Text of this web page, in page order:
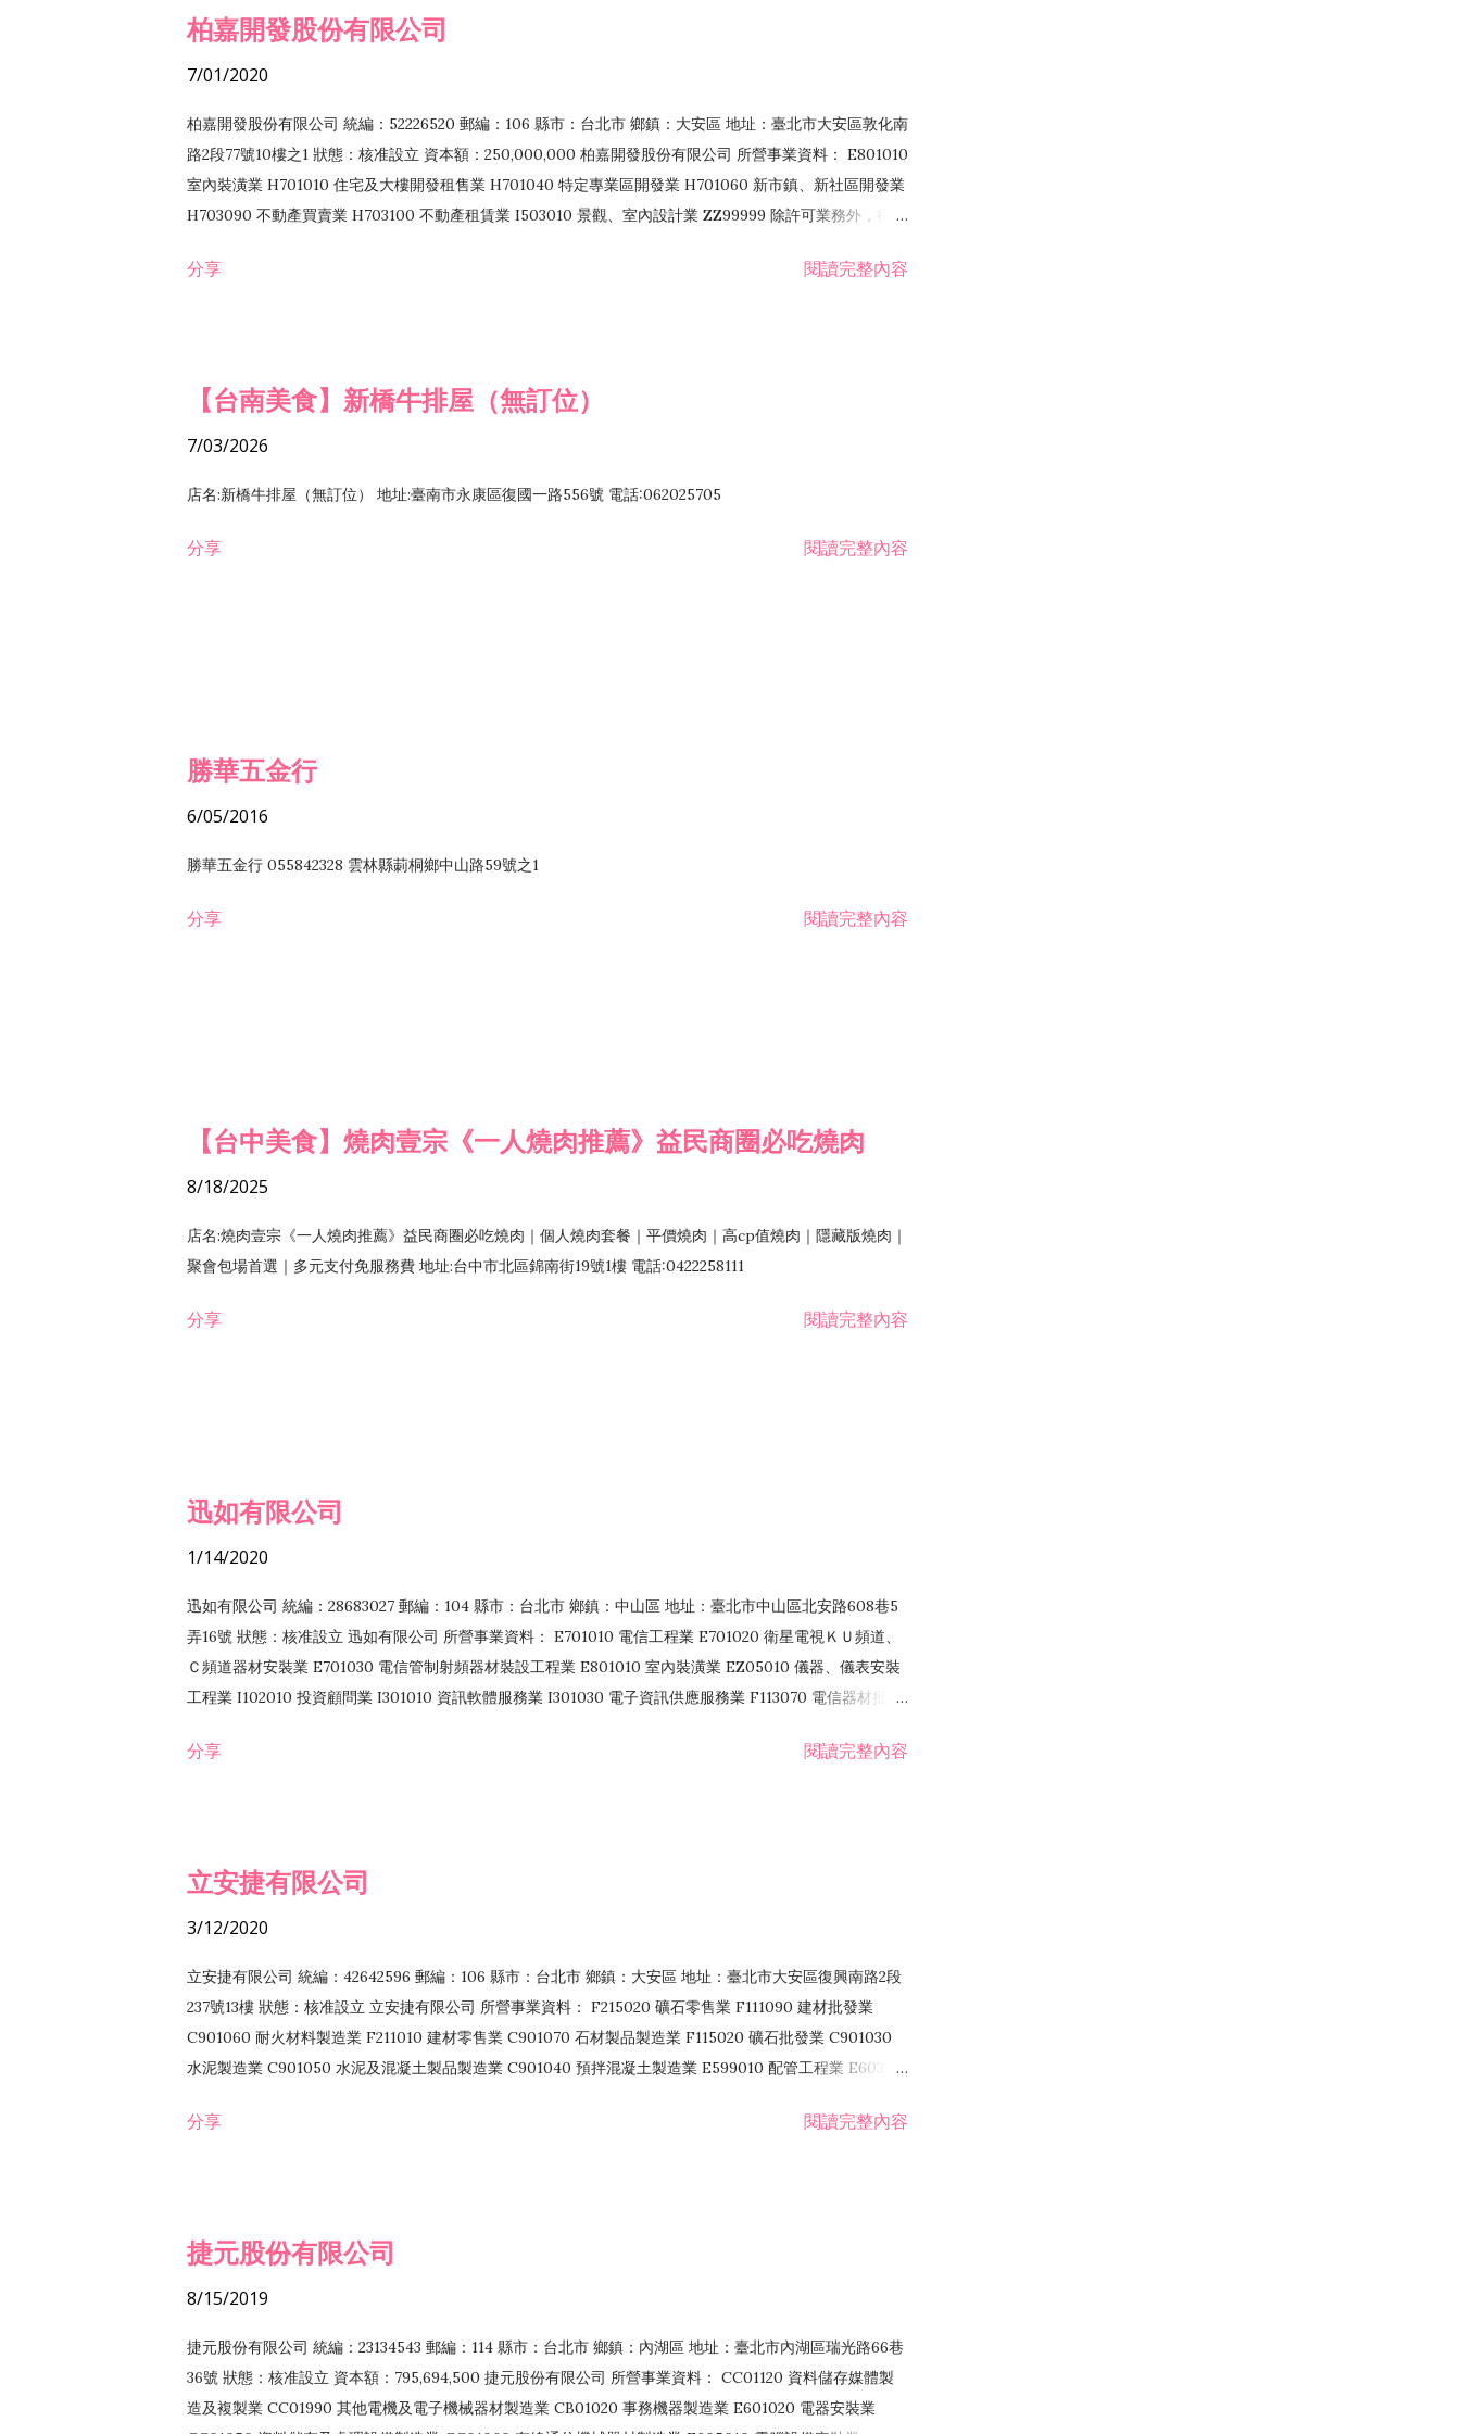
柏嘉開發股份有限公司
7/01/2020
柏嘉開發股份有限公司 統編：52226520 郵編：106 縣市：台北市 鄉鎮：大安區 地址：臺北市大安區敦化南
路2段77號10樓之1 狀態：核准設立 資本額：250,000,000 柏嘉開發股份有限公司 所營事業資料： E801010
室內裝潢業 H701010 住宅及大樓開發租售業 H701040 特定專業區開發業 H701060 新市鎮、新社區開發業
H703090 不動產買賣業 H703100 不動產租賃業 I503010 景觀、室內設計業 ZZ99999 除許可業務外，得經
分享 閱讀完整內容
【台南美食】新橋牛排屋（無訂位）
7/03/2026
店名:新橋牛排屋（無訂位） 地址:臺南市永康區復國一路556號 電話:062025705
分享 閱讀完整內容
勝華五金行
6/05/2016
勝華五金行 055842328 雲林縣莿桐鄉中山路59號之1
分享 閱讀完整內容
【台中美食】燒肉壹宗《一人燒肉推薦》益民商圈必吃燒肉
8/18/2025
店名:燒肉壹宗《一人燒肉推薦》益民商圈必吃燒肉｜個人燒肉套餐｜平價燒肉｜高cp值燒肉｜隱藏版燒肉｜
聚會包場首選｜多元支付免服務費 地址:台中市北區錦南街19號1樓 電話:0422258111
分享 閱讀完整內容
迅如有限公司
1/14/2020
迅如有限公司 統編：28683027 郵編：104 縣市：台北市 鄉鎮：中山區 地址：臺北市中山區北安路608巷5
弄16號 狀態：核准設立 迅如有限公司 所營事業資料： E701010 電信工程業 E701020 衛星電視ＫＵ頻道、
Ｃ頻道器材安裝業 E701030 電信管制射頻器材裝設工程業 E801010 室內裝潢業 EZ05010 儀器、儀表安裝
工程業 I102010 投資顧問業 I301010 資訊軟體服務業 I301030 電子資訊供應服務業 F113070 電信器材批發
務 F102030 菸酒批發業 F203020 菸酒零售業 F401171 酒類輸入業
分享 閱讀完整內容
立安捷有限公司
3/12/2020
立安捷有限公司 統編：42642596 郵編：106 縣市：台北市 鄉鎮：大安區 地址：臺北市大安區復興南路2段
237號13樓 狀態：核准設立 立安捷有限公司 所營事業資料： F215020 礦石零售業 F111090 建材批發業
C901060 耐火材料製造業 F211010 建材零售業 C901070 石材製品製造業 F115020 礦石批發業 C901030
水泥製造業 C901050 水泥及混凝土製品製造業 C901040 預拌混凝土製造業 E599010 配管工程業 E603110
EZ99990 其他工程業 F102170 食品什貨批發業 F106020 日常用品批發業 F108031 醫療器材批發業
分享 閱讀完整內容
捷元股份有限公司
8/15/2019
捷元股份有限公司 統編：23134543 郵編：114 縣市：台北市 鄉鎮：內湖區 地址：臺北市內湖區瑞光路66巷
36號 狀態：核准設立 資本額：795,694,500 捷元股份有限公司 所營事業資料： CC01120 資料儲存媒體製
造及複製業 CC01990 其他電機及電子機械器材製造業 CB01020 事務機器製造業 E601020 電器安裝業